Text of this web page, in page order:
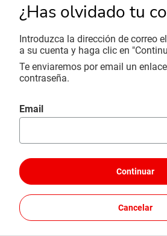
¿Has olvidado tu
Introduzca la dirección de correo
a su cuenta y haga clic en
Te enviaremos por email un
contraseña.
Restablecer contraseña con tu email
Email
Continuar
Cancelar